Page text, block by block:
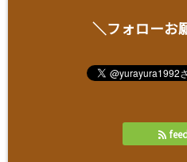
＼フォローお